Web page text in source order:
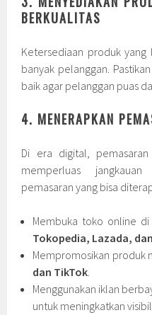
BERKUALITAS
Ketersediaan produk
banyak pelanggan.
baik agar pelanggan puas
4. MENERAPKAN
Di era digital,
memperluas
pemasaran yang bisa
Membuka toko online
Tokopedia, Lazada,
Mempromosikan produk
dan TikTok.
Menggunakan iklan
untuk meningkatkan